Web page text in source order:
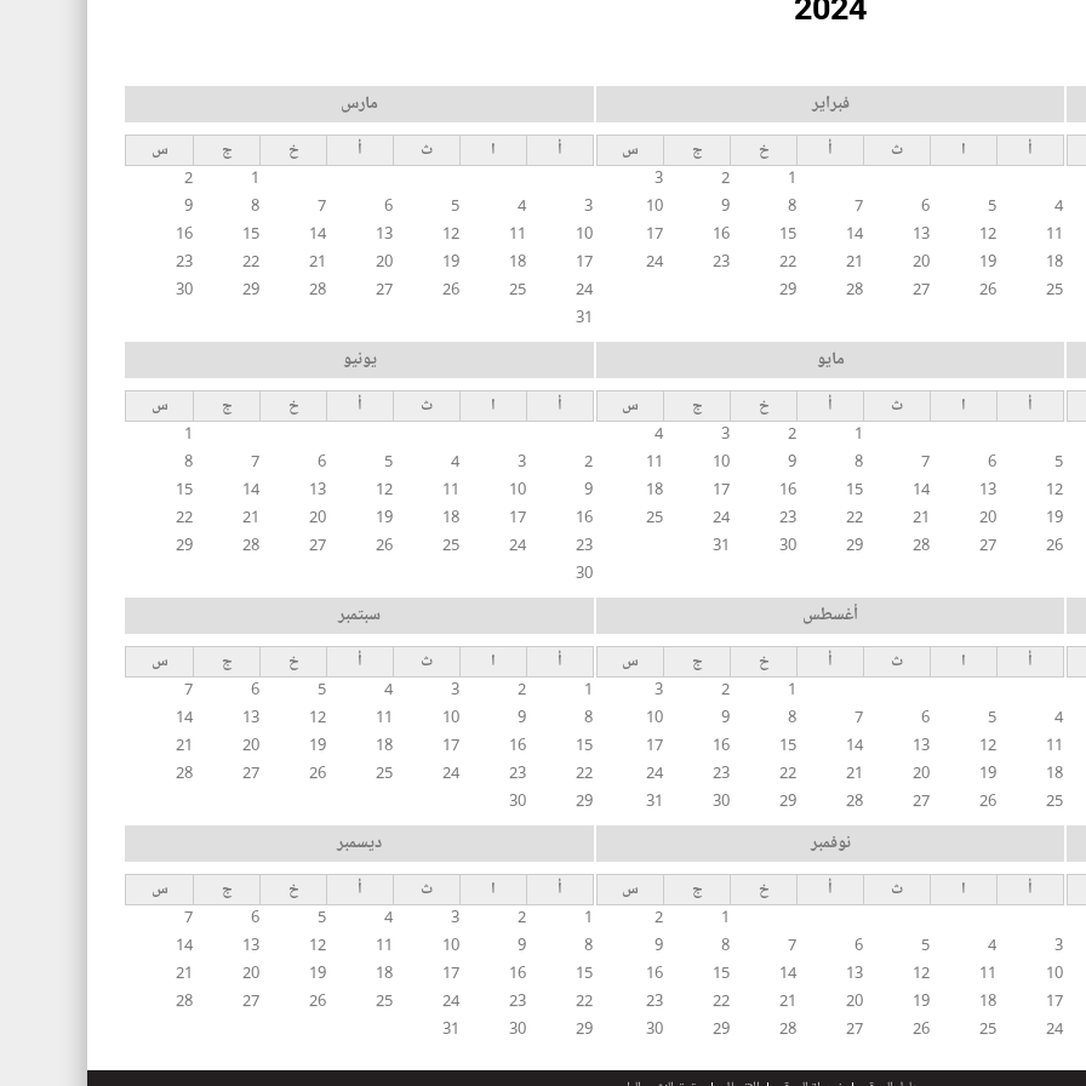
فبراير
أ ا ث أ خ ج
س
1
2
3
4
5
6
7
8
9
10
11
12
13
14
15
16
17
18
19
20
21
22
23
24
25
26
27
28
29
مارس
أ ا ث أ خ ج
س
1
2
3
4
5
6
7
8
9
10
11
12
13
14
15
16
17
18
19
20
21
22
23
24
25
26
27
28
29
30
31
مايو
أ ا ث أ خ ج
س
1
2
3
4
5
6
7
8
9
10
11
12
13
14
15
16
17
18
19
20
21
22
23
24
25
26
27
28
29
30
31
يونيو
أ ا ث أ خ ج
س
1
2
3
4
5
6
7
8
9
10
11
12
13
14
15
16
17
18
19
20
21
22
23
24
25
26
27
28
29
30
أغسطس
أ ا ث أ خ ج
س
1
2
3
4
5
6
7
8
9
10
11
12
13
14
15
16
17
18
19
20
21
22
23
24
25
26
27
28
29
30
31
سبتمبر
أ ا ث أ خ ج
س
1
2
3
4
5
6
7
8
9
10
11
12
13
14
15
16
17
18
19
20
21
22
23
24
25
26
27
28
29
30
نوفمبر
أ ا ث أ خ ج
س
1
2
3
4
5
6
7
8
9
10
11
12
13
14
15
16
17
18
19
20
21
22
23
24
25
26
27
28
29
30
ديسمبر
أ ا ث أ خ ج
س
1
2
3
4
5
6
7
8
9
10
11
12
13
14
15
16
17
18
19
20
21
22
23
24
25
26
27
28
29
30
31